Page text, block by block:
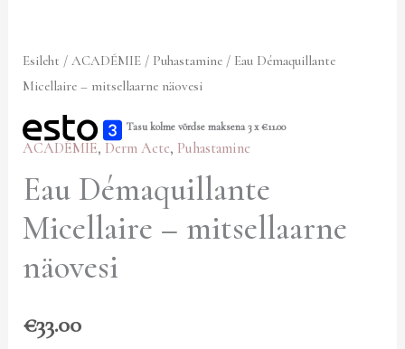
Esileht /ACADÉMIE / Puhastamine / Eau Démaquillante
Micellaire – mitsellaarne näovesi
Tasu kolme võrdse maksena 3 x€11.00
ACADÉMIE, Derm Acte, Puhastamine
Eau Démaquillante
Micellaire – mitsellaarne
näovesi
€33.00